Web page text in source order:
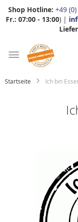
Shop Hotline: +49
Fr.: 07:00 - 13:00) |
Startseite Ich bin